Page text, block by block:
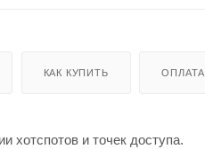
КАК КУПИТЬ ОПЛАТА
хотспотов и точек доступа.